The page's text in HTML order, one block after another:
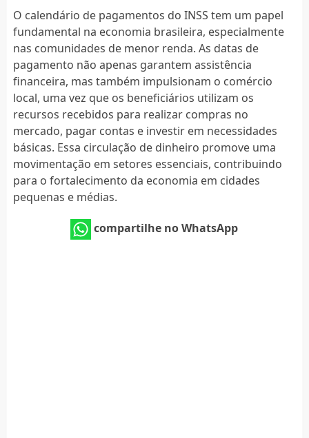
O calendário de pagamentos do INSS tem um papel
fundamental na economia brasileira, especialmente
nas comunidades de menor renda. As datas de
pagamento não apenas garantem assistência
financeira, mas também impulsionam o comércio
local, uma vez que os beneficiários utilizam os
recursos recebidos para realizar compras no
mercado, pagar contas e investir em necessidades
básicas. Essa circulação de dinheiro promove uma
movimentação em setores essenciais, contribuindo
para o fortalecimento da economia em cidades
pequenas e médias.
compartilhe no WhatsApp